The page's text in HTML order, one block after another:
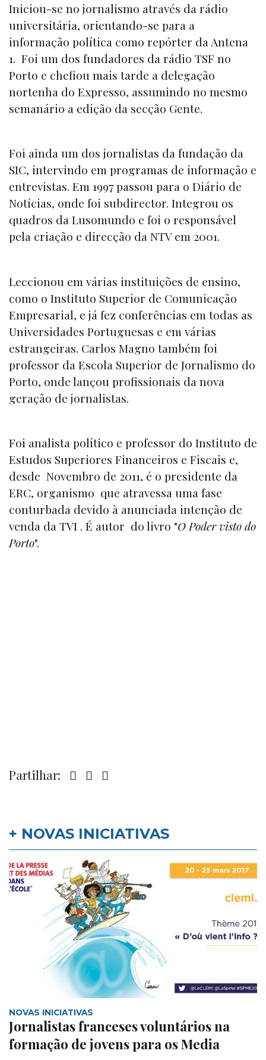
Iniciou-se no jornalismo através da rádio
universitária, orientando-se para a
informação política como repórter da Antena
1. Foi um dos fundadores da rádio TSF no
Porto e chefiou mais tarde a delegação
nortenha do Expresso, assumindo no mesmo
semanário a edição da secção Gente.
Foi ainda um dos jornalistas da fundação da
SIC, intervindo em programas de informação e
entrevistas. Em 1997 passou para o Diário de
Notícias, onde foi subdirector. Integrou os
quadros da Lusomundo e foi o responsável
pela criação e direcção da NTV em 2001.
Leccionou em várias instituições de ensino,
como o Instituto Superior de Comunicação
Empresarial, e já fez conferências em todas as
Universidades Portuguesas e em várias
estrangeiras. Carlos Magno também foi
professor da Escola Superior de Jornalismo do
Porto, onde lançou profissionais da nova
geração de jornalistas.
Foi analista político e professor do Instituto de
Estudos Superiores Financeiros e Fiscais e,
desde Novembro de 2011, é o presidente da
ERC, organismo que atravessa uma fase
conturbada devido à anunciada intenção de
venda da TVI . É autor do livro "O Poder visto do
Porto".
Partilhar:
+ NOVAS INICIATIVAS
NOVAS INICIATIVAS
Jornalistas franceses voluntários na
formação de jovens para os Media